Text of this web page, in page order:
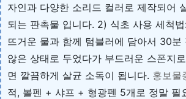
자인과 다양한 소리드 컬러로 제작되어
되는 판촉물 입니다. 2) 식초 사용 세척
뜨거운 물과 함께 텀블러에 담아서 30분
않은 상태로 두었다가 부드러운 스폰지
면 깔끔하게 살균 소독이 됩니다. 홍보물
적, 볼펜 + 샤프 + 형광펜 5개로 정말 필